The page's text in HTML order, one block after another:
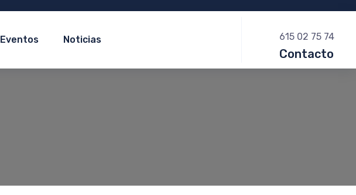
Eventos Noticias 615 02 75 74
Contacto